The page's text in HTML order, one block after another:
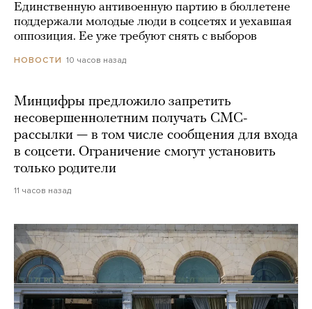
Единственную антивоенную партию в бюллетене
поддержали молодые люди в соцсетях и уехавшая
оппозиция. Ее уже требуют снять с выборов
НОВОСТИ 10 часов назад
Минцифры предложило запретить
несовершеннолетним получать СМС-
рассылки — в том числе сообщения для входа
в соцсети. Ограничение смогут установить
только родители
11 часов назад